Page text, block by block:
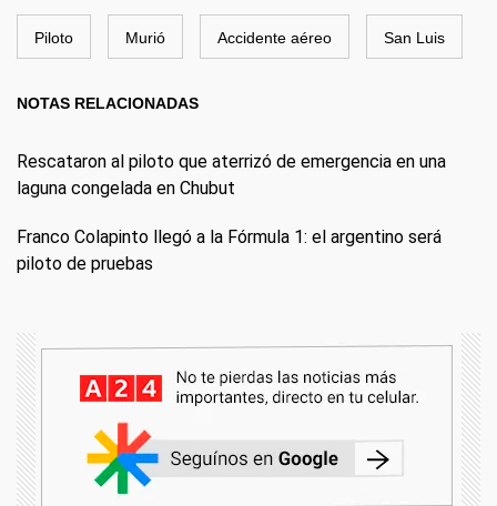
Piloto Murió Accidente aéreo San Luis
NOTAS RELACIONADAS
Rescataron al piloto que aterrizó de emergencia en una
laguna congelada en Chubut
Franco Colapinto llegó a la Fórmula 1: el argentino será
piloto de pruebas